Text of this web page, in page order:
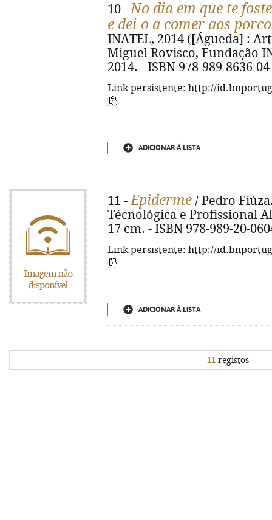
10 -No dia em que te
e dei-o a comer aos
INATEL, 2014 ([Águeda] :
Miguel Rovisco, Fundação
2014. - ISBN 978-989-8636-
Link persistente: http://
ADICIONAR À LISTA
11 -Epiderme / Pedro
Técnológica e Profissional
17 cm. - ISBN 978-989-20-
Link persistente: http://
ADICIONAR À LISTA
11registos